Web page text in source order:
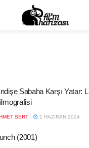
Sabaha Karşı Yatar:
SERT 1 HAZIRAN 2024
(2001)